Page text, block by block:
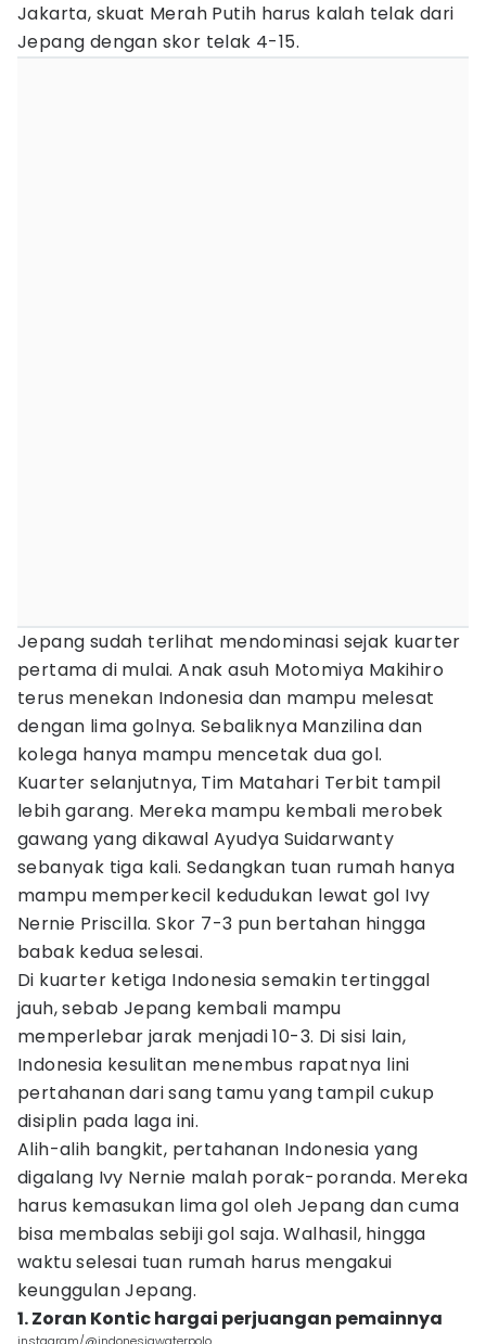
Jakarta, skuat Merah Putih harus kalah telak dari
Jepang dengan skor telak 4-15.
Jepang sudah terlihat mendominasi sejak kuarter
pertama di mulai. Anak asuh Motomiya Makihiro
terus menekan Indonesia dan mampu melesat
dengan lima golnya. Sebaliknya Manzilina dan
kolega hanya mampu mencetak dua gol.
Kuarter selanjutnya, Tim Matahari Terbit tampil
lebih garang. Mereka mampu kembali merobek
gawang yang dikawal Ayudya Suidarwanty
sebanyak tiga kali. Sedangkan tuan rumah hanya
mampu memperkecil kedudukan lewat gol Ivy
Nernie Priscilla. Skor 7-3 pun bertahan hingga
babak kedua selesai.
Di kuarter ketiga Indonesia semakin tertinggal
jauh, sebab Jepang kembali mampu
memperlebar jarak menjadi 10-3. Di sisi lain,
Indonesia kesulitan menembus rapatnya lini
pertahanan dari sang tamu yang tampil cukup
disiplin pada laga ini.
Alih-alih bangkit, pertahanan Indonesia yang
digalang Ivy Nernie malah porak-poranda. Mereka
harus kemasukan lima gol oleh Jepang dan cuma
bisa membalas sebiji gol saja. Walhasil, hingga
waktu selesai tuan rumah harus mengakui
keunggulan Jepang.
1. Zoran Kontic hargai perjuangan pemainnya